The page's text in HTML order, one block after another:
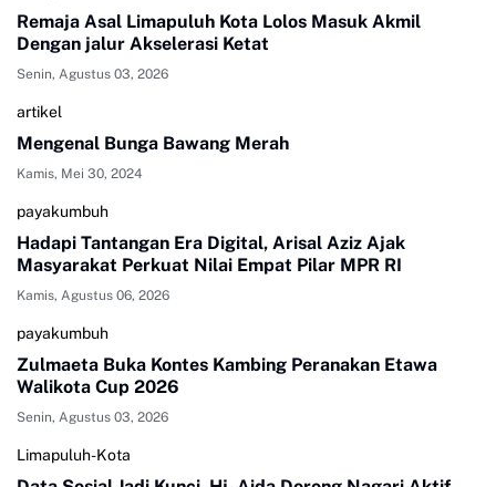
Remaja Asal Limapuluh Kota Lolos Masuk Akmil
Dengan jalur Akselerasi Ketat
Senin, Agustus 03, 2026
artikel
Mengenal Bunga Bawang Merah
Kamis, Mei 30, 2024
payakumbuh
Hadapi Tantangan Era Digital, Arisal Aziz Ajak
Masyarakat Perkuat Nilai Empat Pilar MPR RI
Kamis, Agustus 06, 2026
payakumbuh
Zulmaeta Buka Kontes Kambing Peranakan Etawa
Walikota Cup 2026
Senin, Agustus 03, 2026
Limapuluh-Kota